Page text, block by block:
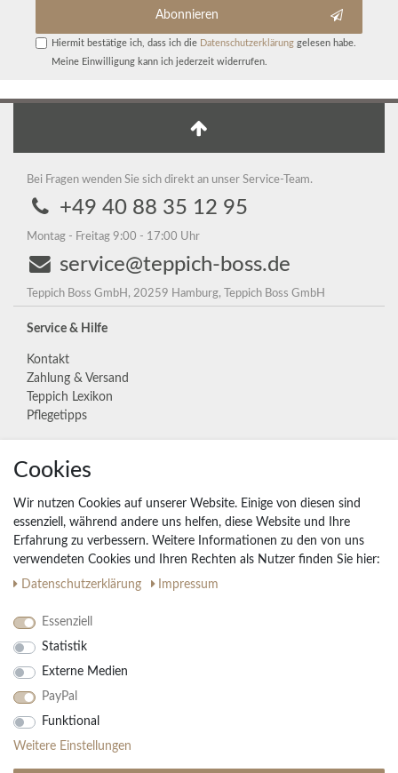
Abonnieren
Hiermit bestätige ich, dass ich die Daten­schutz­erklärunggelesen habe.
Meine Einwilligung kann ich jederzeit widerrufen.
Bei Fragen wenden Sie sich direkt an unser Service-Team.
+49 40 88 35 12 95
Montag - Freitag 9:00 - 17:00 Uhr
service@teppich-boss.de
Teppich Boss GmbH, 20259 Hamburg, Teppich Boss GmbH
Service & Hilfe
Kontakt
Zahlung & Versand
Teppich Lexikon
Pflegetipps
Unternehmen
Widerrufs­recht
Vertrag widerrufen
Impressum
Daten­schutz­erklärung
AGB
Ihre Vorteile
30 Tage Rückgaberecht
Große Auswahl
Kauf auf Rechnung
Einfache Auftragsverfolgung
Cookies
Wir nutzen Cookies auf unserer Website. Einige von diesen sind
essenziell, während andere uns helfen, diese Website und Ihre
Erfahrung zu verbessern. Weitere Informationen zu den von uns
verwendeten Cookies und Ihren Rechten als Nutzer finden Sie hier:
Daten­schutz­erklärung
Impressum
Essenziell
Statistik
Externe Medien
PayPal
Funktional
Weitere Einstellungen